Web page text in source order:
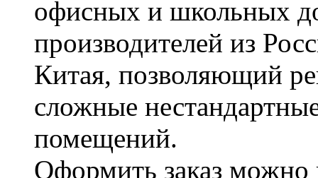
офисных и школьных
производителей из
Китая, позволяющий
сложные
помещений.
Оформить заказ можно